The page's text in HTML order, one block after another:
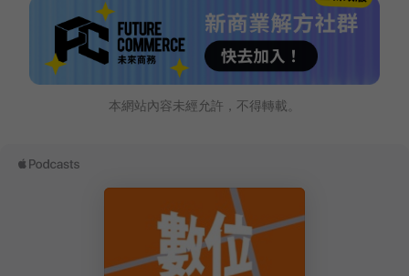
本網站內容未經允許，不得轉載。